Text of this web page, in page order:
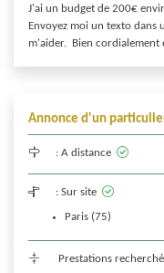
J'ai un budget de 200€
Envoyez moi un texto dans
m'aider.  Bien cordialement
Annonce d'un
: A distance
: Sur site
Paris (75)
Prestations